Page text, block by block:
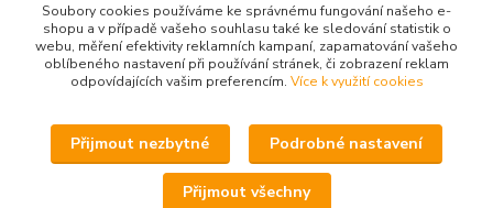
Ivana Husáková
+420 315 695 684
Soubory cookies používáme ke správnému fungování našeho e-
shopu a v případě vašeho souhlasu také ke sledování statistik o
webu, měření efektivity reklamních kampaní, zapamatování vašeho
oblíbeného nastavení při používání stránek, či zobrazení reklam
odpovídajících vašim preferencím. Více k využití cookies
Přijmout nezbytné Podrobné nastavení
Přijmout všechny